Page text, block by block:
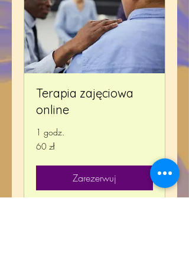
Terapia zajęciowa
online
1 godz.
60
złotych
60 zł
Zarezerwuj